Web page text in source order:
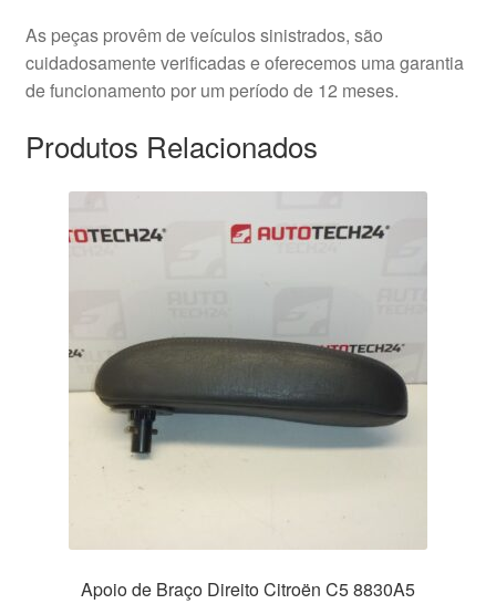
As peças provêm de veículos sinistrados, são
cuidadosamente verificadas e oferecemos uma garantia
de funcionamento por um período de 12 meses.
Produtos Relacionados
Apoio de Braço Direito Citroën C5 8830A5